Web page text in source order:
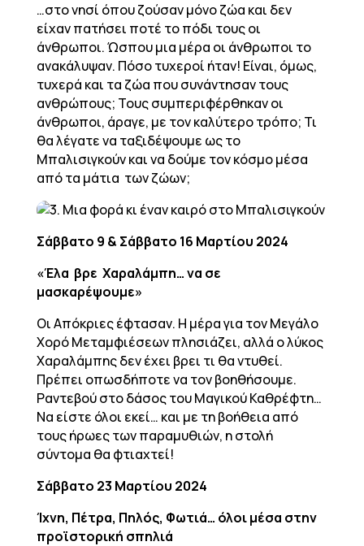
…στο νησί όπου ζούσαν μόνο ζώα και δεν
είχαν πατήσει ποτέ το πόδι τους οι
άνθρωποι. Ώσπου μια μέρα οι άνθρωποι το
ανακάλυψαν. Πόσο τυχεροί ήταν! Είναι, όμως,
τυχερά και τα ζώα που συνάντησαν τους
ανθρώπους; Τους συμπεριφέρθηκαν οι
άνθρωποι, άραγε, με τον καλύτερο τρόπο; Τι
θα λέγατε να ταξιδέψουμε ως το
Μπαλισιγκούν και να δούμε τον κόσμο μέσα
από τα μάτια των ζώων;
Σάββατο 9 & Σάββατο 16 Μαρτίου 2024
«Έλα βρε Χαραλάμπη… να σε
μασκαρέψουμε»
Οι Απόκριες έφτασαν. Η μέρα για τον Μεγάλο
Χορό Μεταμφιέσεων πλησιάζει, αλλά ο λύκος
Χαραλάμπης δεν έχει βρει τι θα ντυθεί.
Πρέπει οπωσδήποτε να τον βοηθήσουμε.
Ραντεβού στο δάσος του Μαγικού Καθρέφτη…
Να είστε όλοι εκεί… και με τη βοήθεια από
τους ήρωες των παραμυθιών, η στολή
σύντομα θα φτιαχτεί!
Σάββατο 23 Μαρτίου 2024
Ίχνη, Πέτρα, Πηλός, Φωτιά… όλοι μέσα στην
προϊστορική σπηλιά